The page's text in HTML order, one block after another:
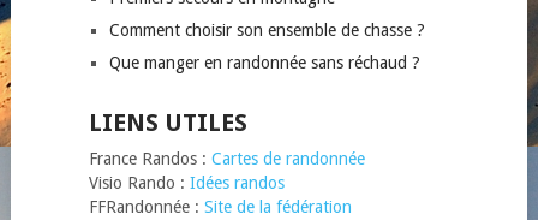
Comment choisir son ensemble de chasse ?
Que manger en randonnée sans réchaud ?
LIENS UTILES
France Randos : Cartes de randonnée
Visio Rando : Idées randos
FFRandonnée : Site de la fédération